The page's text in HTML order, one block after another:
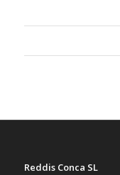
Reddis Conca SL